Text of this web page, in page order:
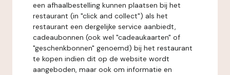
een afhaalbestelling kunnen plaatsen bij het
restaurant (in "click and collect") als het
restaurant een dergelijke service aanbiedt,
cadeaubonnen (ook wel "cadeaukaarten" of
"geschenkbonnen" genoemd) bij het restaurant
te kopen indien dit op de website wordt
aangeboden, maar ook om informatie en